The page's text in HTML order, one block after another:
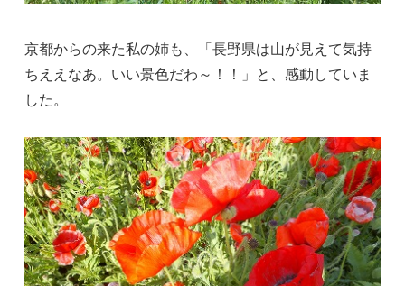
京都からの来た私の姉も、「長野県は山が見えて気持
ちええなあ。いい景色だわ～！！」と、感動していま
した。